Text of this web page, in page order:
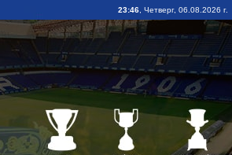
23:46 , Четверг, 06.08.2026 г.